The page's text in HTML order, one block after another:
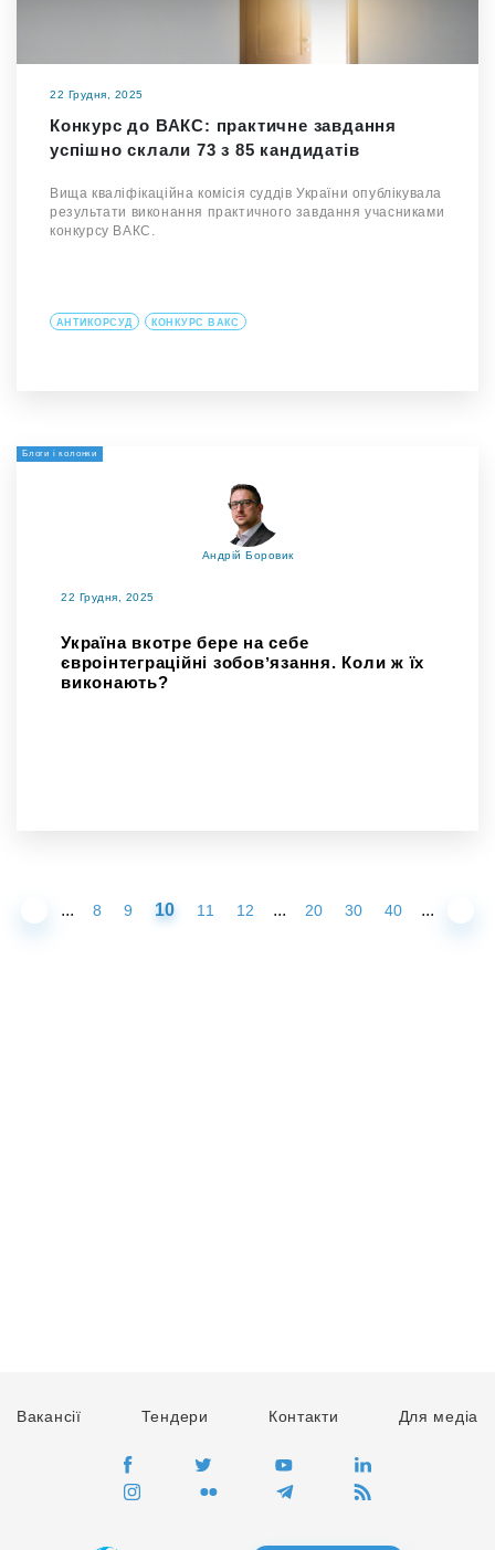
22 Грудня, 2025
Конкурс до ВАКС: практичне завдання
успішно склали 73 з 85 кандидатів
Вища кваліфікаційна комісія суддів України опублікувала
результати виконання практичного завдання учасниками
конкурсу ВАКС.
АНТИКОРСУД КОНКУРС ВАКС
Блоги і колонки
Андрій Боровик
22 Грудня, 2025
Україна вкотре бере на себе
євроінтеграційні зобовʼязання. Коли ж їх
виконають?
... 8 9 10 11 12 ... 20 30 40 ...
Вакансії Тендери Контакти Для медіа